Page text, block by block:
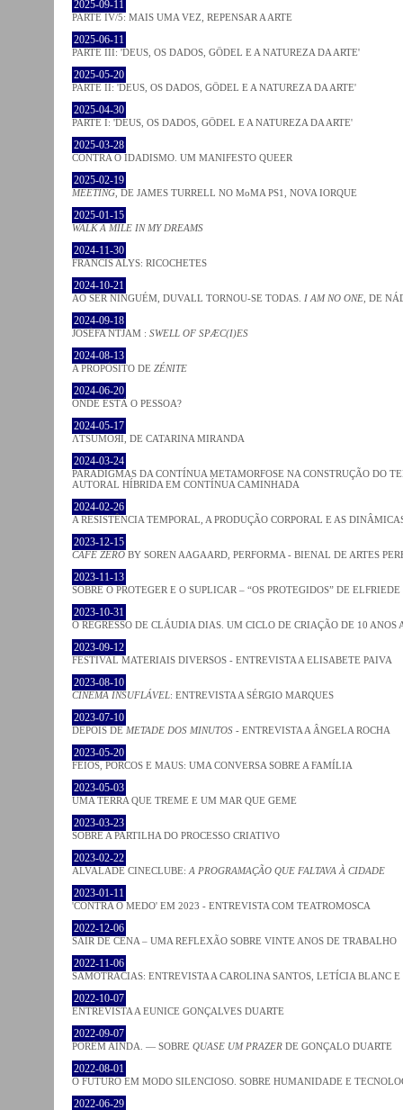
2025-09-11
PARTE IV/5: MAIS UMA VEZ, REPENSAR A ARTE
2025-06-11
PARTE III: 'DEUS, OS DADOS, GÖDEL E A NATUREZA DA ARTE'
2025-05-20
PARTE II: 'DEUS, OS DADOS, GÖDEL E A NATUREZA DA ARTE'
2025-04-30
PARTE I: 'DEUS, OS DADOS, GÖDEL E A NATUREZA DA ARTE'
2025-03-28
CONTRA O IDADISMO. UM MANIFESTO QUEER
2025-02-19
MEETING , DE JAMES TURRELL NO MoMA PS1, NOVA IORQUE
2025-01-15
WALK A MILE IN MY DREAMS
2024-11-30
FRANCIS ALYS: RICOCHETES
2024-10-21
AO SER NINGUÉM, DUVALL TORNOU-SE TODAS. I AM NO ONE , DE
2024-09-18
JOSÈFA NTJAM : SWELL OF SPÆC(I)ES
2024-08-13
A PROPÓSITO DE ZÉNITE
2024-06-20
ONDE ESTÁ O PESSOA?
2024-05-17
ΛƬSUMOЯI, DE CATARINA MIRANDA
2024-03-24
PARADIGMAS DA CONTÍNUA METAMORFOSE NA CONSTRUÇÃO DO
AUTORAL HÍBRIDA EM CONTÍNUA CAMINHADA
2024-02-26
A RESISTÊNCIA TEMPORAL, A PRODUÇÃO CORPORAL E AS
2023-12-15
CAFE ZERO BY SOREN AAGAARD, PERFORMA - BIENAL DE ARTES
2023-11-13
SOBRE O PROTEGER E O SUPLICAR – “OS PROTEGIDOS” DE
2023-10-31
O REGRESSO DE CLÁUDIA DIAS. UM CICLO DE CRIAÇÃO DE 10
2023-09-12
FESTIVAL MATERIAIS DIVERSOS - ENTREVISTA A ELISABETE PAIVA
2023-08-10
CINEMA INSUFLÁVEL: ENTREVISTA A SÉRGIO MARQUES
2023-07-10
DEPOIS DE METADE DOS MINUTOS - ENTREVISTA A ÂNGELA ROCHA
2023-05-20
FEIOS, PORCOS E MAUS: UMA CONVERSA SOBRE A FAMÍLIA
2023-05-03
UMA TERRA QUE TREME E UM MAR QUE GEME
2023-03-23
SOBRE A PARTILHA DO PROCESSO CRIATIVO
2023-02-22
ALVALADE CINECLUBE: A PROGRAMAÇÃO QUE FALTAVA À CIDADE
2023-01-11
'CONTRA O MEDO' EM 2023 - ENTREVISTA COM TEATROMOSCA
2022-12-06
SAIR DE CENA – UMA REFLEXÃO SOBRE VINTE ANOS DE TRABALHO
2022-11-06
SAMOTRACIAS: ENTREVISTA A CAROLINA SANTOS, LETÍCIA BLANC
2022-10-07
ENTREVISTA A EUNICE GONÇALVES DUARTE
2022-09-07
PORÉM AINDA. — SOBRE QUASE UM PRAZER DE GONÇALO DUARTE
2022-08-01
O FUTURO EM MODO SILENCIOSO. SOBRE HUMANIDADE E
2022-06-29